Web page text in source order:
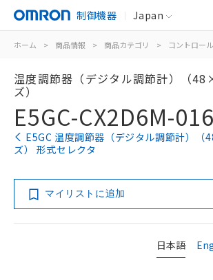
制御機器 Japan
ホーム > 商品情報 > 商品カテゴリ > コントロール
温度調節器（デジタル調節計）（
ズ）
E5GC-CX2D6M-016
E5GC 温度調節器（デジタル調節計）
ズ） 形式セレクタ
マイリストに追加
日本語